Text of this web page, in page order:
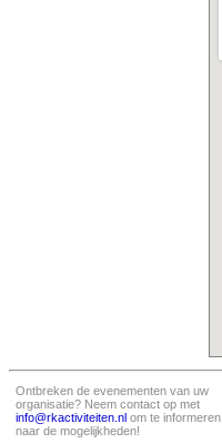
Ontbreken de evenementen van uw
organisatie? Neem contact op met
info@rkactiviteiten.nl om te informeren
naar de mogelijkheden!